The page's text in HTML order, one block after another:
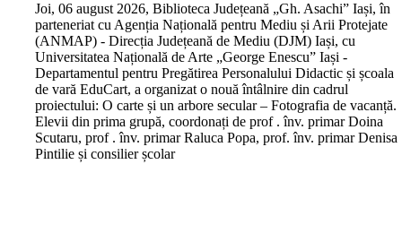
Joi, 06 august 2026, Biblioteca Județeană „Gh. Asachi” Iași, în
parteneriat cu Agenția Națională pentru Mediu și Arii Protejate
(ANMAP) - Direcția Județeană de Mediu (DJM) Iași, cu
Universitatea Națională de Arte „George Enescu” Iași -
Departamentul pentru Pregătirea Personalului Didactic și școala
de vară EduCart, a organizat o nouă întâlnire din cadrul
proiectului: O carte și un arbore secular – Fotografia de vacanță.
Elevii din prima grupă, coordonați de prof . înv. primar Doina
Scutaru, prof . înv. primar Raluca Popa, prof. înv. primar Denisa
Pintilie și consilier școlar